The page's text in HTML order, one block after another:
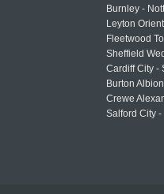
Burnley -
Leyton
Fleetwood
Sheffield
Cardiff City -
Burton
Crewe
Salford City